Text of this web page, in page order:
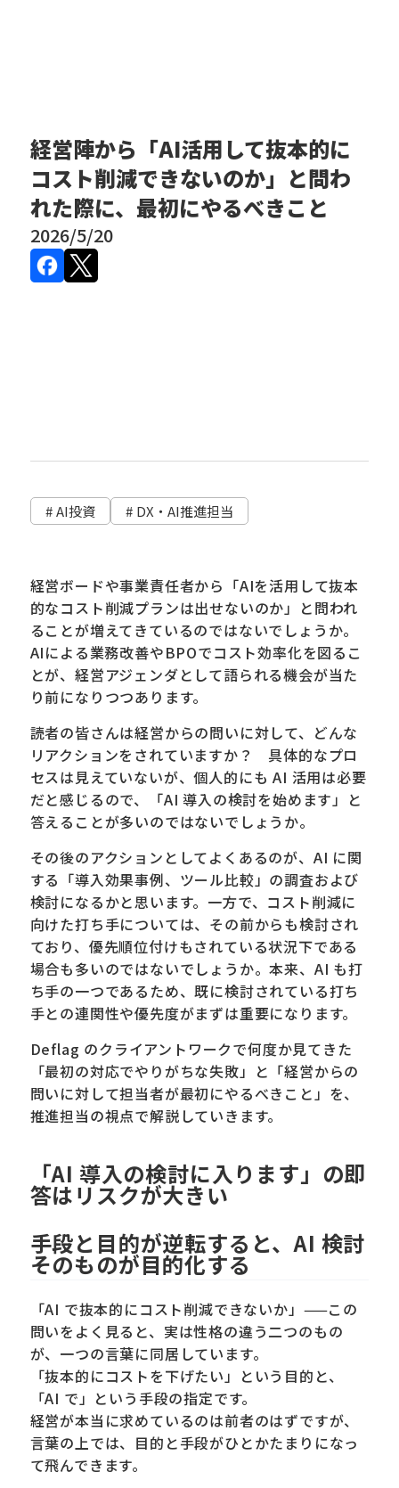
経営陣から「AI活用して抜本的に
コスト削減できないのか」と問わ
れた際に、最初にやるべきこと
2026/5/20
# AI投資 # DX・AI推進担当
経営ボードや事業責任者から「AIを活用して抜本
的なコスト削減プランは出せないのか」と問われ
ることが増えてきているのではないでしょうか。
AIによる業務改善やBPOでコスト効率化を図るこ
とが、経営アジェンダとして語られる機会が当た
り前になりつつあります。
読者の皆さんは経営からの問いに対して、どんな
リアクションをされていますか？ 具体的なプロ
セスは見えていないが、個人的にも AI 活用は必要
だと感じるので、「AI 導入の検討を始めます」と
答えることが多いのではないでしょうか。
その後のアクションとしてよくあるのが、AI に関
する「導入効果事例、ツール比較」の調査および
検討になるかと思います。一方で、コスト削減に
向けた打ち手については、その前からも検討され
ており、優先順位付けもされている状況下である
場合も多いのではないでしょうか。本来、AI も打
ち手の一つであるため、既に検討されている打ち
手との連関性や優先度がまずは重要になります。
Deflag のクライアントワークで何度か見てきた
「最初の対応でやりがちな失敗」と「経営からの
問いに対して担当者が最初にやるべきこと」を、
推進担当の視点で解説していきます。
「AI 導入の検討に入ります」の即
答はリスクが大きい
手段と目的が逆転すると、AI 検討
そのものが目的化する
「AI で抜本的にコスト削減できないか」——この
問いをよく見ると、実は性格の違う二つのもの
が、一つの言葉に同居しています。
「抜本的にコストを下げたい」という目的と、
「AI で」という手段の指定です。
経営が本当に求めているのは前者のはずですが、
言葉の上では、目的と手段がひとかたまりになっ
て飛んできます。